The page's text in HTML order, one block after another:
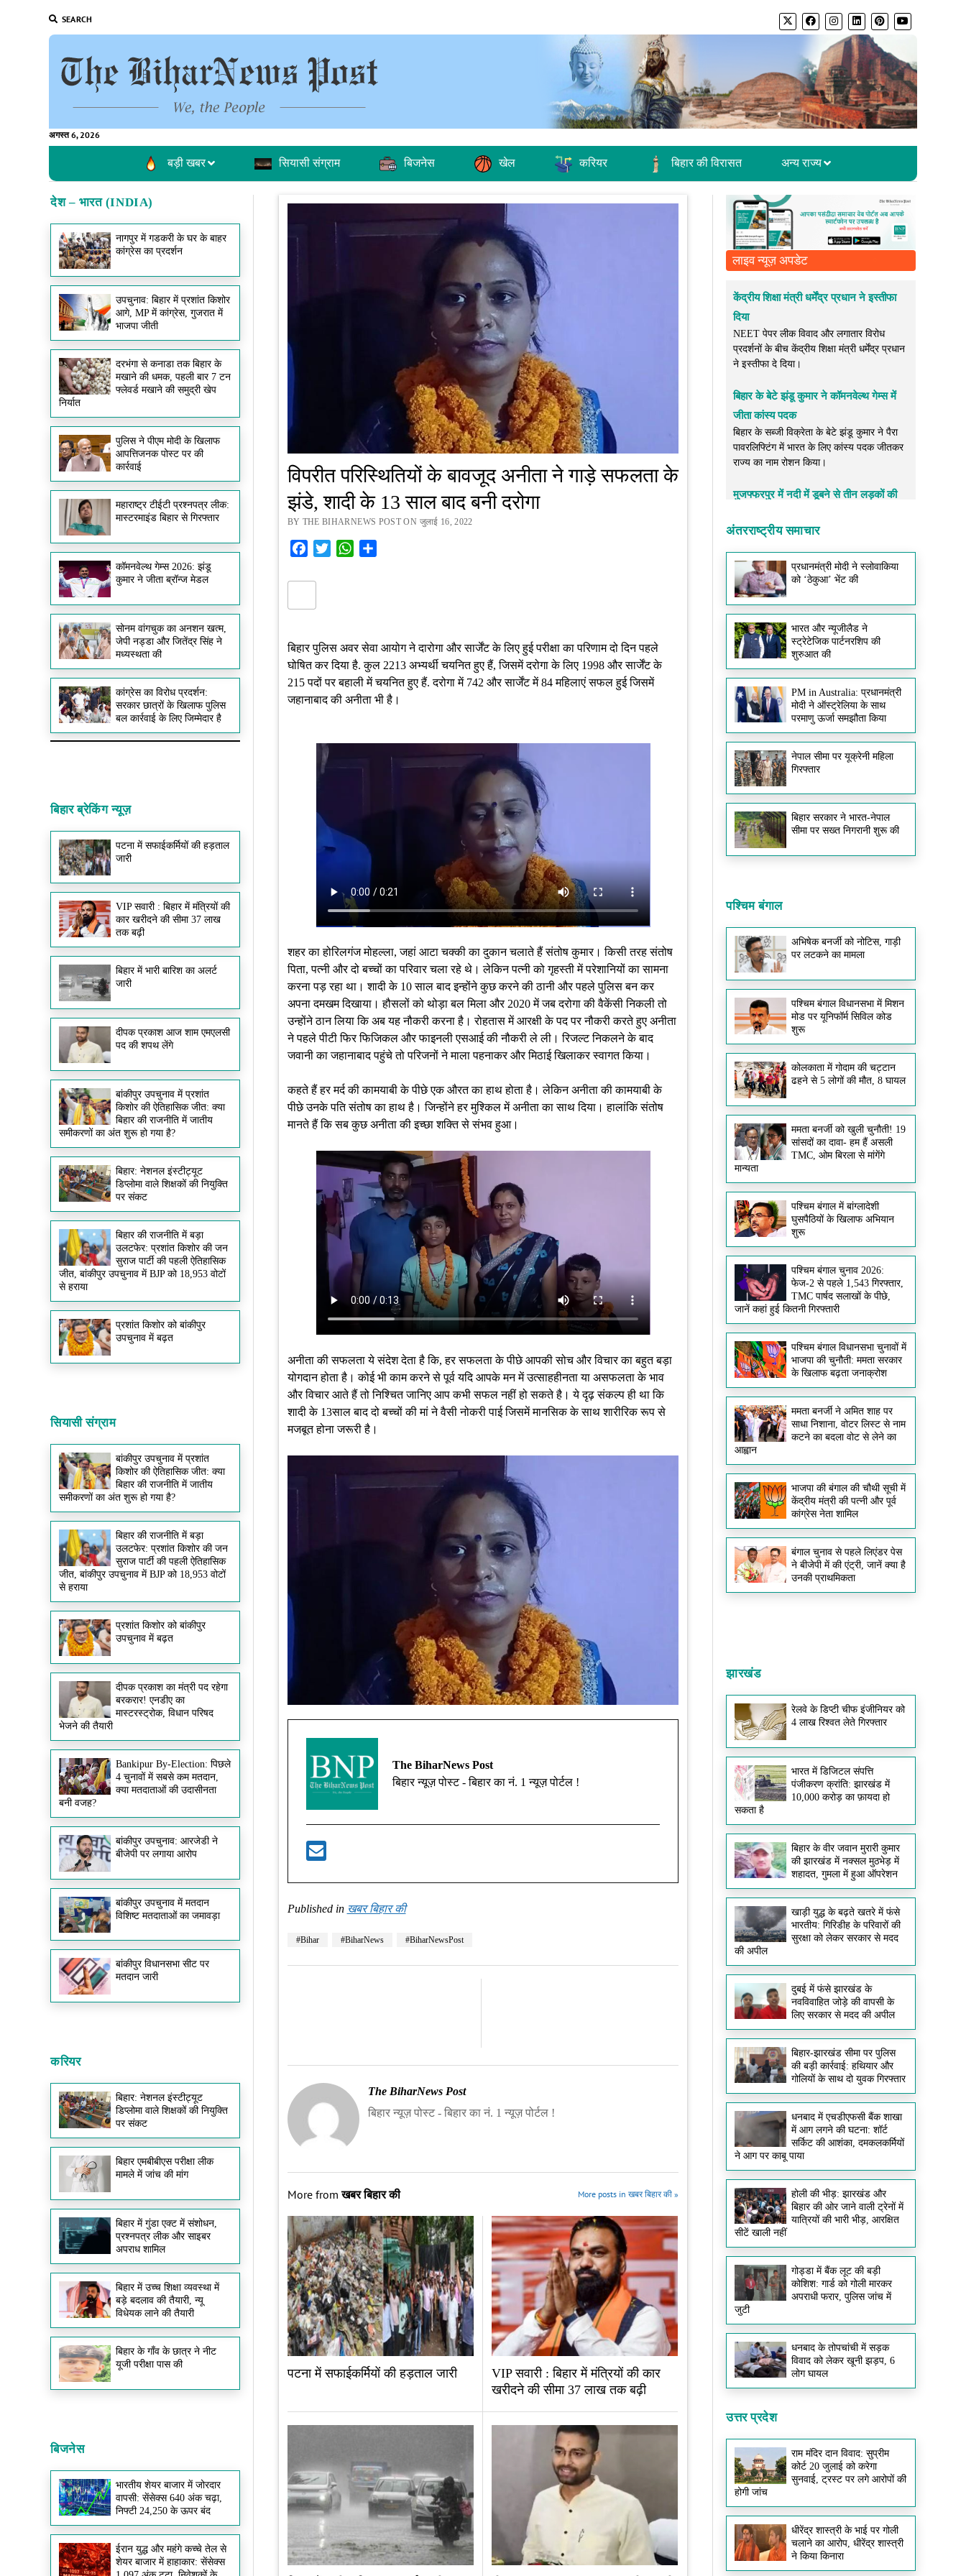
SEARCH
अगस्त 6, 2026
बड़ी खबर सियासी संग्राम बिजनेस खेल करियर बिहार की विरासत अन्य राज्य
देश – भारत (INDIA)
नागपुर में गडकरी के घर के बाहर
कांग्रेस का प्रदर्शन
उपचुनाव: बिहार में प्रशांत किशोर
आगे, MP में कांग्रेस, गुजरात में
भाजपा जीती
दरभंगा से कनाडा तक बिहार के
मखाने की धमक, पहली बार 7 टन
फ्लेवर्ड मखाने की समुद्री खेप
निर्यात
पुलिस ने पीएम मोदी के खिलाफ
आपत्तिजनक पोस्ट पर की
कार्रवाई
महाराष्ट्र टीईटी प्रश्नपत्र लीक:
मास्टरमाइंड बिहार से गिरफ्तार
कॉमनवेल्थ गेम्स 2026: झंडू
कुमार ने जीता ब्रॉन्ज मेडल
सोनम वांगचुक का अनशन खत्म,
जेपी नड्डा और जितेंद्र सिंह ने
मध्यस्थता की
कांग्रेस का विरोध प्रदर्शन:
सरकार छात्रों के खिलाफ पुलिस
बल कार्रवाई के लिए जिम्मेदार है
बिहार ब्रेकिंग न्यूज़
पटना में सफाईकर्मियों की हड़ताल
जारी
VIP सवारी : बिहार में मंत्रियों की
कार खरीदने की सीमा 37 लाख
तक बढ़ी
बिहार में भारी बारिश का अलर्ट
जारी
दीपक प्रकाश आज शाम एमएलसी
पद की शपथ लेंगे
बांकीपुर उपचुनाव में प्रशांत
किशोर की ऐतिहासिक जीत: क्या
बिहार की राजनीति में जातीय
समीकरणों का अंत शुरू हो गया है?
बिहार: नेशनल इंस्टीट्यूट
डिप्लोमा वाले शिक्षकों की नियुक्ति
पर संकट
बिहार की राजनीति में बड़ा
उलटफेर: प्रशांत किशोर की जन
सुराज पार्टी की पहली ऐतिहासिक
जीत, बांकीपुर उपचुनाव में BJP को 18,953 वोटों
से हराया
प्रशांत किशोर को बांकीपुर
उपचुनाव में बढ़त
सियासी संग्राम
बांकीपुर उपचुनाव में प्रशांत
किशोर की ऐतिहासिक जीत: क्या
बिहार की राजनीति में जातीय
समीकरणों का अंत शुरू हो गया है?
बिहार की राजनीति में बड़ा
उलटफेर: प्रशांत किशोर की जन
सुराज पार्टी की पहली ऐतिहासिक
जीत, बांकीपुर उपचुनाव में BJP को 18,953 वोटों
से हराया
प्रशांत किशोर को बांकीपुर
उपचुनाव में बढ़त
दीपक प्रकाश का मंत्री पद रहेगा
बरकरार! एनडीए का
मास्टरस्ट्रोक, विधान परिषद
भेजने की तैयारी
Bankipur By-Election: पिछले
4 चुनावों में सबसे कम मतदान,
क्या मतदाताओं की उदासीनता
बनी वजह?
बांकीपुर उपचुनाव: आरजेडी ने
बीजेपी पर लगाया आरोप
बांकीपुर उपचुनाव में मतदान
विशिष्ट मतदाताओं का जमावड़ा
बांकीपुर विधानसभा सीट पर
मतदान जारी
करियर
बिहार: नेशनल इंस्टीट्यूट
डिप्लोमा वाले शिक्षकों की नियुक्ति
पर संकट
बिहार एमबीबीएस परीक्षा लीक
मामले में जांच की मांग
बिहार में गुंडा एक्ट में संशोधन,
प्रश्नपत्र लीक और साइबर
अपराध शामिल
बिहार में उच्च शिक्षा व्यवस्था में
बड़े बदलाव की तैयारी, न्यू
विधेयक लाने की तैयारी
बिहार के गाँव के छात्र ने नीट
यूजी परीक्षा पास की
बिजनेस
भारतीय शेयर बाजार में जोरदार
वापसी: सेंसेक्स 640 अंक चढ़ा,
निफ्टी 24,250 के ऊपर बंद
ईरान युद्ध और महंगे कच्चे तेल से
शेयर बाजार में हाहाकार: सेंसेक्स
विपरीत परिस्थितियों के बावजूद अनीता ने गाड़े सफलता के
झंडे, शादी के 13 साल बाद बनी दरोगा
BY THE BIHARNEWS POST ON जुलाई 16, 2022
Facebook
Twitter WhatsApp
बिहार पुलिस अवर सेवा आयोग ने दारोगा और सार्जेंट के लिए हुई परीक्षा का परिणाम दो दिन पहले
घोषित कर दिया है. कुल 2213 अभ्यर्थी चयनित हुए हैं, जिसमें दरोगा के लिए 1998 और सार्जेंट के
215 पदों पर बहाली में चयनित हुए हैं. दरोगा में 742 और सार्जेंट में 84 महिलाएं सफल हुई जिसमें
जहानाबाद की अनीता भी है।
शहर का होरिलगंज मोहल्ला, जहां आटा चक्की का दुकान चलाते हैं संतोष कुमार। किसी तरह संतोष
पिता, पत्नी और दो बच्चों का परिवार चला रहे थे। लेकिन पत्नी को गृहस्ती में परेशानियों का सामना
करना पड़ रहा था। शादी के 10 साल बाद इन्होंने कुछ करने की ठानी और पहले पुलिस बन कर
अपना दमखम दिखाया। हौसलों को थोड़ा बल मिला और 2020 में जब दरोगा की वैकेंसी निकली तो
उन्होंने ठान लिया कि अब यह नौकरी करना है। रोहतास में आरक्षी के पद पर नौकरी करते हुए अनीता
ने पहले पीटी फिर फिजिकल और फाइनली एसआई की नौकरी ले ली। रिजल्ट निकलने के बाद
जवानी का जहानाबाद पहुंचे तो परिजनों ने माला पहनाकर और मिठाई खिलाकर स्वागत किया।
कहते हैं हर मर्द की कामयाबी के पीछे एक औरत का हाथ होता है। लेकिन अनीता की कामयाबी के
पीछे उनके पति संतोष का हाथ है। जिन्होंने हर मुश्किल में अनीता का साथ दिया। हालांकि संतोष
मानते हैं कि सब कुछ अनीता की इच्छा शक्ति से संभव हुआ।
अनीता की सफलता ये संदेश देता है कि, हर सफलता के पीछे आपकी सोच और विचार का बहुत बड़ा
योगदान होता है। कोई भी काम करने से पूर्व यदि आपके मन में उत्साहहीनता या असफलता के भाव
और विचार आते हैं तो निश्चित जानिए आप कभी सफल नहीं हो सकते है। ये दृढ़ संकल्प ही था कि
शादी के 13साल बाद दो बच्चों की मां ने वैसी नोकरी पाई जिसमें मानसिक के साथ शारीरिक रूप से
मजबूत होना जरूरी है।
The BiharNews Post
बिहार न्यूज़ पोस्ट - बिहार का नं. 1 न्यूज़ पोर्टल !
Published in खबर बिहार की
#Bihar #BiharNews #BiharNewsPost
The BiharNews Post
बिहार न्यूज़ पोस्ट - बिहार का नं. 1 न्यूज़ पोर्टल !
More fromखबर बिहार की More posts in खबर बिहार की »
पटना में सफाईकर्मियों की हड़ताल जारी
VIP सवारी : बिहार में मंत्रियों की कार
खरीदने की सीमा 37 लाख तक बढ़ी
लाइव न्यूज़ अपडेट
दिया
NEET पेपर लीक विवाद और लगातार विरोध
प्रदर्शनों के बीच केंद्रीय शिक्षा मंत्री धर्मेंद्र प्रधान
ने इस्तीफा दे दिया।
जीता कांस्य पदक
बिहार के सब्जी विक्रेता के बेटे झंडू कुमार ने पैरा
पावरलिफ्टिंग में भारत के लिए कांस्य पदक जीतकर
राज्य का नाम रोशन किया।
मौत
डूबने से मौत हो गई, जबकि एक को सुरक्षित बचा
लिया गया। घटना के बाद इलाके में शोक का माहौल
है।
दरभंगा में भीषण सड़क हादसा, दो लोगों की मौत
सड़क दुर्घटना में दो लोगों की जान चली गई, जबकि
कई अन्य घायल बताए जा रहे हैं।
सीतामढ़ी में प्रॉपर्टी डीलर की गोली मारकर हत्या
अपराधियों ने दिनदहाड़े वारदात को अंजाम दिया।
पुलिस जांच में जुटी है और आरोपियों की तलाश
जारी है।
NEET पेपर लीक को लेकर बिहार बंद के दौरान
कई जिलों में बवाल
पटना, सीवान, छपरा और औरंगाबाद में
प्रदर्शनकारियों और पुलिस के बीच झड़प हुई। कई
जगह तोड़फोड़ और लाठीचार्ज की घटनाएं सामने
आई हैं।
केंद्रीय शिक्षा मंत्री धर्मेंद्र प्रधान ने इस्तीफा
प्रदर्शनों के बीच केंद्रीय शिक्षा मंत्री धर्मेंद्र प्रधान
अंतरराष्ट्रीय समाचार
प्रधानमंत्री मोदी ने स्लोवाकिया
को ‘ठेकुआ’ भेंट की
भारत और न्यूजीलैड ने
स्ट्रेटेजिक पार्टनरशिप की
शुरुआत की
PM in Australia: प्रधानमंत्री
मोदी ने ऑस्ट्रेलिया के साथ
परमाणु ऊर्जा समझौता किया
नेपाल सीमा पर यूक्रेनी महिला
गिरफ्तार
बिहार सरकार ने भारत-नेपाल
सीमा पर सख्त निगरानी शुरू की
पश्चिम बंगाल
अभिषेक बनर्जी को नोटिस, गाड़ी
पर लटकने का मामला
पश्चिम बंगाल विधानसभा में मिशन
मोड पर यूनिफॉर्म सिविल कोड
शुरू
कोलकाता में गोदाम की चट्टान
ढहने से 5 लोगों की मौत, 8 घायल
ममता बनर्जी को खुली चुनौती! 19
सांसदों का दावा- हम हैं असली
TMC, ओम बिरला से मांगेंगे
मान्यता
पश्चिम बंगाल में बांग्लादेशी
घुसपैठियों के खिलाफ अभियान
शुरू
पश्चिम बंगाल चुनाव 2026:
फेज-2 से पहले 1,543 गिरफ्तार,
TMC पार्षद सलाखों के पीछे,
जानें कहां हुई कितनी गिरफ्तारी
पश्चिम बंगाल विधानसभा चुनावों में
भाजपा की चुनौती: ममता सरकार
के खिलाफ बढ़ता जनाक्रोश
ममता बनर्जी ने अमित शाह पर
साधा निशाना, वोटर लिस्ट से नाम
कटने का बदला वोट से लेने का
आह्वान
भाजपा की बंगाल की चौथी सूची में
केंद्रीय मंत्री की पत्नी और पूर्व
कांग्रेस नेता शामिल
बंगाल चुनाव से पहले लिएंडर पेस
ने बीजेपी में की एंट्री, जानें क्या है
उनकी प्राथमिकता
झारखंड
रेलवे के डिप्टी चीफ इंजीनियर को
4 लाख रिश्वत लेते गिरफ्तार
भारत में डिजिटल संपत्ति
पंजीकरण क्रांति: झारखंड में
10,000 करोड़ का फ़ायदा हो
सकता है
बिहार के वीर जवान मुरारी कुमार
की झारखंड में नक्सल मुठभेड़ में
शहादत, गुमला में हुआ ऑपरेशन
खाड़ी युद्ध के बढ़ते खतरे में फंसे
भारतीय: गिरिडीह के परिवारों की
सुरक्षा को लेकर सरकार से मदद
की अपील
दुबई में फंसे झारखंड के
नवविवाहित जोड़े की वापसी के
लिए सरकार से मदद की अपील
बिहार-झारखंड सीमा पर पुलिस
की बड़ी कार्रवाई: हथियार और
गोलियों के साथ दो युवक गिरफ्तार
धनबाद में एचडीएफसी बैंक शाखा
में आग लगने की घटना: शॉर्ट
सर्किट की आशंका, दमकलकर्मियों
ने आग पर काबू पाया
होली की भीड़: झारखंड और
बिहार की ओर जाने वाली ट्रेनों में
यात्रियों की भारी भीड़, आरक्षित
सीटें खाली नहीं
गोड्डा में बैंक लूट की बड़ी
कोशिश: गार्ड को गोली मारकर
अपराधी फरार, पुलिस जांच में
जुटी
धनबाद के तोपचांची में सड़क
विवाद को लेकर खूनी झड़प, 6
लोग घायल
उत्तर प्रदेश
राम मंदिर दान विवाद: सुप्रीम
कोर्ट 20 जुलाई को करेगा
सुनवाई, ट्रस्ट पर लगे आरोपों की
होगी जांच
धीरेंद्र शास्त्री के भाई पर गोली
चलाने का आरोप, धीरेंद्र शास्त्री
ने किया किनारा